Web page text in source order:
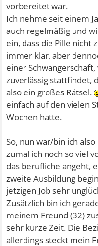
vorbereitet war.
Ich nehme seit einem
auch regelmäßig und
ein, dass die Pille nicht
immer klar, aber
einer
zuverlässig stattfindet,
also ein großes Rätsel.
einfach auf den vielen
Wochen hatte.
So, nun war/bin ich
zumal ich noch so viel
das berufliche angeht,
zweite Ausbildung
jetzigen Job sehr
Zusätzlich bin ich
meinem Freund (32)
sehr kurze Zeit. Die
allerdings steckt mein